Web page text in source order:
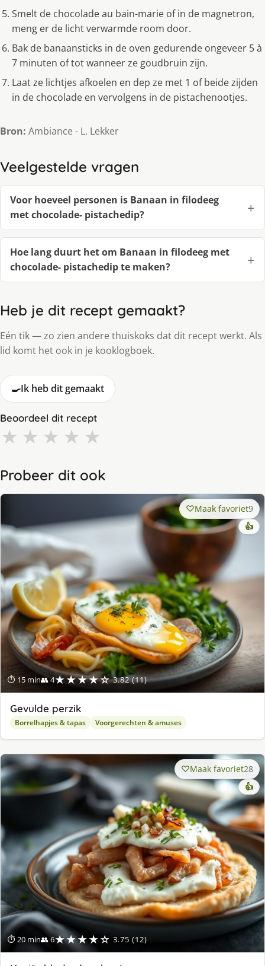
Smelt de chocolade au bain-marie of in de magnetron,
meng er de licht verwarmde room door.
Bak de banaansticks in de oven gedurende ongeveer 5 à
7 minuten of tot wanneer ze goudbruin zijn.
Laat ze lichtjes afkoelen en dep ze met 1 of beide zijden
in de chocolade en vervolgens in de pistachenootjes.
Bron: Ambiance - L. Lekker
Veelgestelde vragen
Voor hoeveel personen is Banaan in filodeeg
met chocolade- pistachedip?
Hoe lang duurt het om Banaan in filodeeg met
chocolade- pistachedip te maken?
Heb je dit recept gemaakt?
Eén tik — zo zien andere thuiskoks dat dit recept werkt. Als
lid komt het ook in je kooklogboek.
🍳Ik heb dit gemaakt
Beoordeel dit recept
★ ★ ★ ★ ★
Probeer dit ook
⏱ 15 min👥 4★★★★☆ 3.82 (11)
Maak favoriet9
👍
Gevulde perzik
Borrelhapjes & tapas Voorgerechten & amuses
⏱ 20 min👥 6★★★★☆ 3.75 (12)
Maak favoriet28
👍